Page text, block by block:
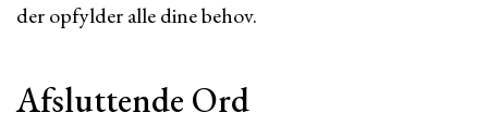
der opfylder alle dine behov.
Afsluttende Ord